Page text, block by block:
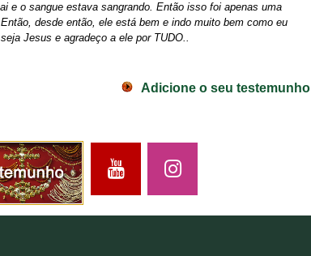
e o sangue estava sangrando. Então isso foi apenas uma
desde então, ele está bem e indo muito bem como eu
Jesus e agradeço a ele por TUDO..
Adicione o seu testemunho